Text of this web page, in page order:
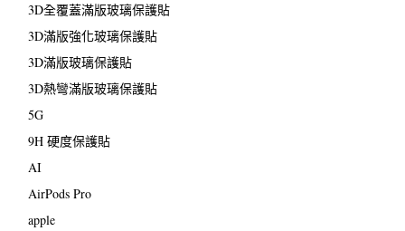
3D全覆蓋滿版玻璃保護貼
3D滿版強化玻璃保護貼
3D滿版玻璃保護貼
3D熱彎滿版玻璃保護貼
5G
9H 硬度保護貼
AI
AirPods Pro
apple